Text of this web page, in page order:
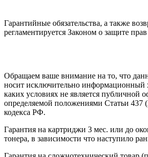
Гарантийные обязательства, а также
регламентируется Законом о защите
Обращаем ваше внимание на то, что
носит исключительно информационный
каких условиях не является публичной
определяемой положениями Статьи 437
кодекса РФ.
Гарантия на картриджи 3 мес. или до
тонера, в зависимости что наступило